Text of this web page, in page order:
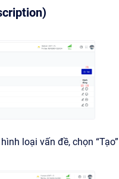
loại vấn đề, chọn “Tạo”